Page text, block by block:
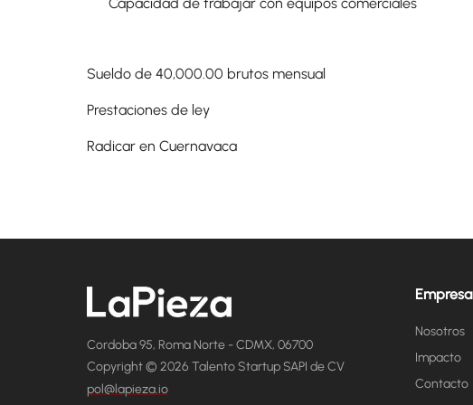
Sueldo de 40,000.00 brutos mensual
Prestaciones de ley
Radicar en Cuernavaca
Cordoba 95, Roma Norte - CDMX, 06700
Copyright © 2026 Talento Startup SAPI de CV
pol@lapieza.io
Empresa
Nosotros
Impacto
Contacto